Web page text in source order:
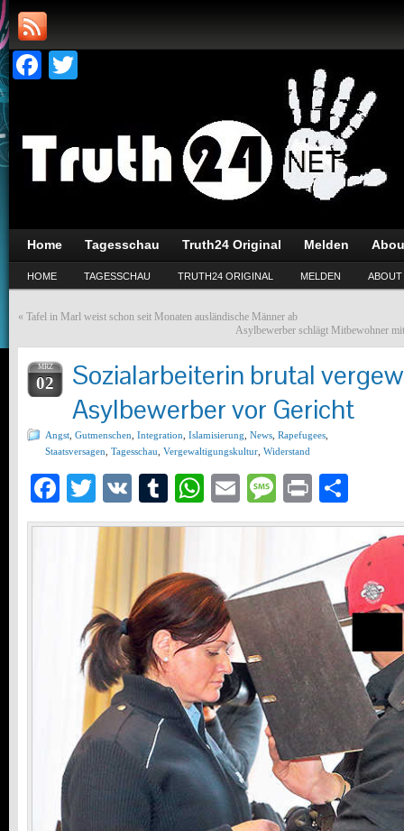
Facebook
Home Tagesschau Truth24 Original Melden
HOME TAGESSCHAU TRUTH24 ORIGINAL MELDEN ABOUT
« Tafel in Marl weist schon seit Monaten ausländische Männer ab
Asylbewerber schlägt Mitbewohner
MRZ
02
Sozialarbeiterin brutal
Asylbewerber vor Gericht
Angst Gutmenschen Integration Islamisierung News Rapefugees
Staatsversagen Tagesschau Vergewaltigungskultur Widerstand
Facebook
Twitter
VK Tumblr
WhatsApp
EmailMessage
Print